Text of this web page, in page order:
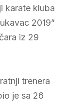
karate kluba
2019”
iz 29
trenera
je sa 26